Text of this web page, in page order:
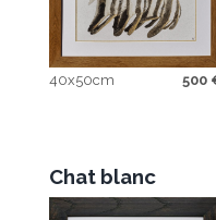
40x50cm 500
Chat blanc